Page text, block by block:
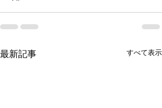
最新記事 すべて表示